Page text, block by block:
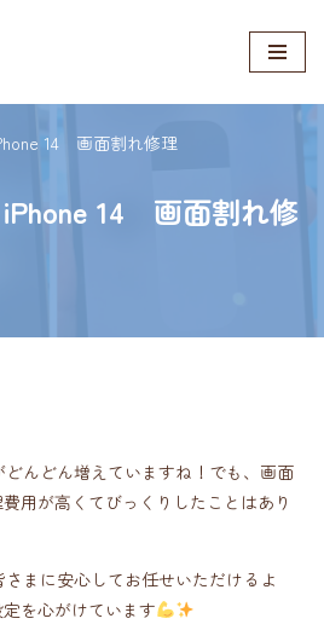
14 画面割れ修理
iPhone 14 画面割れ修
どんどん増えていますね！でも、画面
用が高くてびっくりしたことはあり
まに安心してお任せいただけるよ
を心がけています